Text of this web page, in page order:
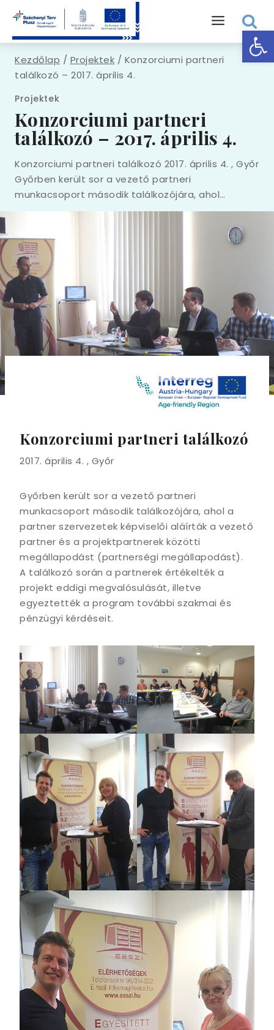
content
Kezdőlap / Projektek / Konzorciumi partneri
találkozó – 2017. április 4.
Projektek
Konzorciumi partneri
találkozó – 2017. április 4.
Konzorciumi partneri találkozó 2017. április 4. , Győr
Győrben került sor a vezető partneri
munkacsoport második találkozójára, ahol…
Konzorciumi partneri találkozó
2017. április 4. , Győr
Győrben került sor a vezető partneri
munkacsoport második találkozójára, ahol a
partner szervezetek képviselői aláírták a vezető
partner és a projektpartnerek közötti
megállapodást (partnerségi megállapodást).
A találkozó során a partnerek értékelték a
projekt eddigi megvalósulását, illetve
egyeztették a program további szakmai és
pénzügyi kérdéseit.